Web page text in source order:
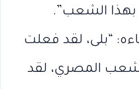
الشعب”.
“بلى، لقد فعلت
المصري، لقد